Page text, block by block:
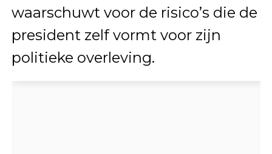
waarschuwt voor de risico’s die de
president zelf vormt voor zijn
politieke overleving.